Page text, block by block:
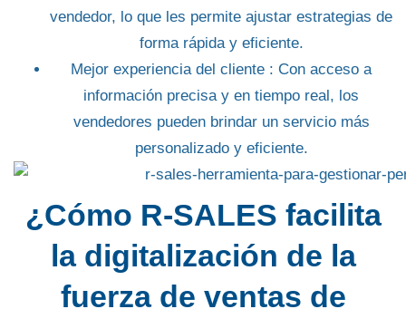
vendedor, lo que les permite ajustar estrategias de
forma rápida y eficiente.
Mejor experiencia del cliente : Con acceso a
información precisa y en tiempo real, los
vendedores pueden brindar un servicio más
personalizado y eficiente.
¿Cómo R-SALES facilita
la digitalización de la
fuerza de ventas de